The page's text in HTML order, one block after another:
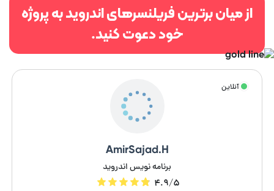
از میان برترین فریلنسرهای اندروید به پروژه
خود دعوت کنید.
آنلاین
AmirSajad.H
برنامه نویس اندروید
۴.۹/۵